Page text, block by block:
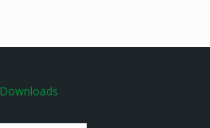
Downloads